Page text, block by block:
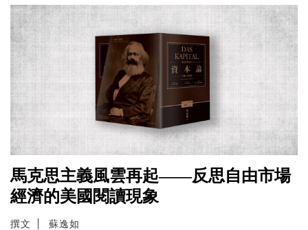
馬克思主義風雲再起——反思自由市場
經濟的美國閱讀現象
撰文 蘇逸如